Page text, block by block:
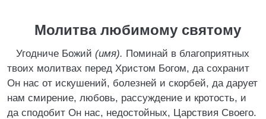
Молитва любимому святому
Угодниче Божий (имя). Поминай в благоприятных
твоих молитвах перед Христом Богом, да сохранит
Он нас от искушений, болезней и скорбей, да дарует
нам смирение, любовь, рассуждение и кротость, и
да сподобит Он нас, недостойных, Царствия Своего.